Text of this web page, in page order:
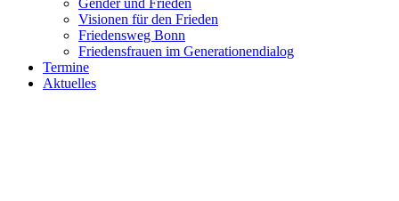
Gender und Frieden
Visionen für den Frieden
Friedensweg Bonn
Friedensfrauen im Generationendialog
Termine
Aktuelles